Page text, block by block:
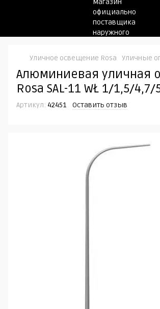
Уличное освещение Rosa Уличные
Алюминиевая уличная
Rosa SAL-11 WŁ 1/1,5/4,7/
Артикул: 42451 Оставить отзыв